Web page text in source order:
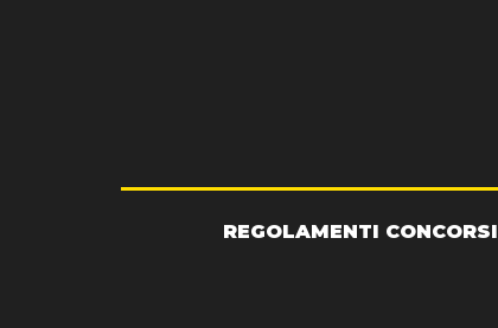
REGOLAMENTI CONCORSI